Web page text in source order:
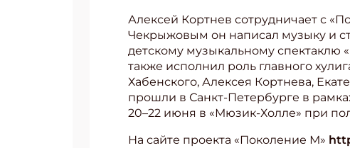
Алексей Кортнев сотрудничает с
Чекрыжовым он написал музыку и
детскому музыкальному спектаклю
также исполнил роль главного
Хабенского, Алексея Кортнева,
прошли в Санкт-Петербурге в
20–22 июня в «Мюзик-Холле» при
На сайте проекта «Поколение М»